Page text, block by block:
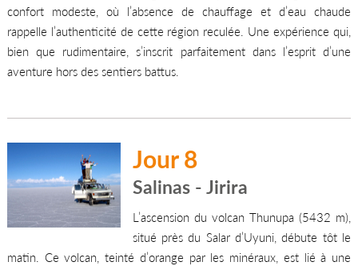
confort modeste, où l’absence de chauffage et d’eau chaude
rappelle l’authenticité de cette région reculée. Une expérience qui,
bien que rudimentaire, s’inscrit parfaitement dans l’esprit d’une
aventure hors des sentiers battus.
Jour 8
Salinas - Jirira
L’ascension du volcan Thunupa (5432 m),
situé près du Salar d’Uyuni, débute tôt le
matin. Ce volcan, teinté d’orange par les minéraux, est lié à une